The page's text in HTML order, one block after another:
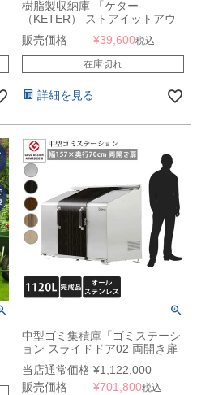
樹脂製収納庫 「ケター
（KETER） ストアイットアウ
ト ミディ（STORE IT OUT
MIDI）」
販売価格 ¥39,600税込
在庫切れ
詳細を見る
中型ゴミ集積庫「ゴミステーシ
ョン スライドドア02 両開き扉
ステンレス 1120L」 ※法人宛
配送限定 （SN）
当店通常価格 ¥1,122,000
販売価格
¥701,800税込